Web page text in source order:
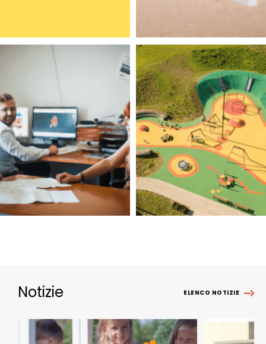
Notizie ELENCO NOTIZIE